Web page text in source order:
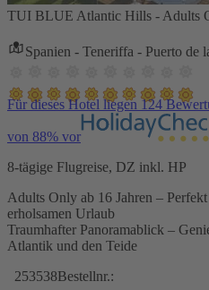
TUI BLUE Atlantic Hills - Adults
Spanien - Teneriffa - Puerto de
Für dieses Hotel liegen 124
von 88% vor
8-tägige Flugreise, DZ inkl. HP
Adults Only ab 16 Jahren –
erholsamen Urlaub
Traumhafter Panoramablick –
Atlantik und den Teide
253538Bestellnr.: